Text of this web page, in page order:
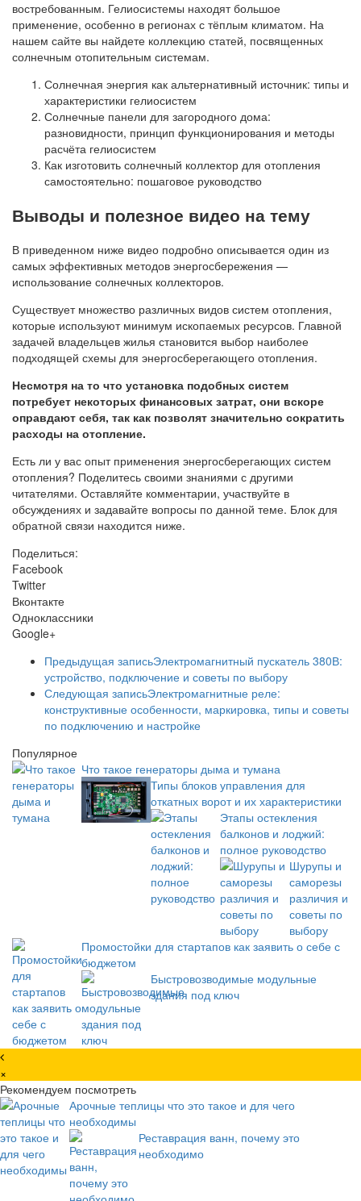
востребованным. Гелиосистемы находят большое
применение, особенно в регионах с тёплым климатом. На
нашем сайте вы найдете коллекцию статей, посвященных
солнечным отопительным системам.
Солнечная энергия как альтернативный источник: типы и
характеристики гелиосистем
Солнечные панели для загородного дома:
разновидности, принцип функционирования и методы
расчёта гелиосистем
Как изготовить солнечный коллектор для отопления
самостоятельно: пошаговое руководство
Выводы и полезное видео на тему
В приведенном ниже видео подробно описывается один из
самых эффективных методов энергосбережения —
использование солнечных коллекторов.
Существует множество различных видов систем отопления,
которые используют минимум ископаемых ресурсов. Главной
задачей владельцев жилья становится выбор наиболее
подходящей схемы для энергосберегающего отопления.
Несмотря на то что установка подобных систем
потребует некоторых финансовых затрат, они вскоре
оправдают себя, так как позволят значительно сократить
расходы на отопление.
Есть ли у вас опыт применения энергосберегающих систем
отопления? Поделитесь своими знаниями с другими
читателями. Оставляйте комментарии, участвуйте в
обсуждениях и задавайте вопросы по данной теме. Блок для
обратной связи находится ниже.
Поделиться:
Facebook
Twitter
Вконтакте
Одноклассники
Google+
Предыдущая записьЭлектромагнитный пускатель 380В:
устройство, подключение и советы по выбору
Следующая записьЭлектромагнитные реле:
конструктивные особенности, маркировка, типы и советы
по подключению и настройке
Популярное
Что такое генераторы дыма и тумана
Типы блоков управления для
откатных ворот и их характеристики
Этапы остекления
балконов и лоджий:
полное руководство
Шурупы и
саморезы
различия и
советы по
выбору
Промостойки для стартапов как заявить о себе с
бюджетом
Быстровозводимые модульные
здания под ключ
×
Рекомендуем посмотреть
Арочные теплицы что это такое и для чего
необходимы
Реставрация ванн, почему это
необходимо